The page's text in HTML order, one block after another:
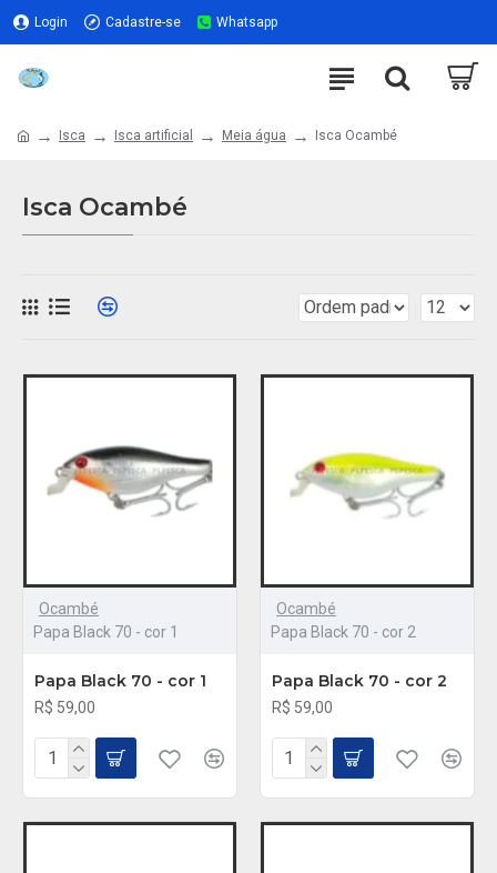
Login Cadastre-se Whatsapp
Isca Isca artificial Meia água Isca Ocambé
Isca Ocambé
Ocambé
Papa Black 70 - cor 1
Papa Black 70 - cor 1
R$ 59,00
Ocambé
Papa Black 70 - cor 2
Papa Black 70 - cor 2
R$ 59,00